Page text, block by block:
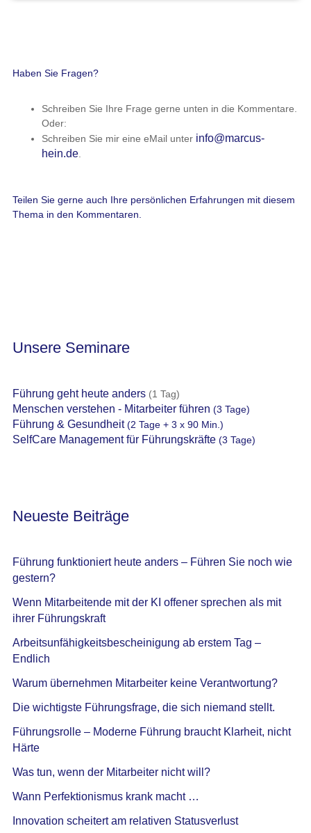
Haben Sie Fragen?
Schreiben Sie Ihre Frage gerne unten in die Kommentare.
Oder:
Schreiben Sie mir eine eMail unter info@marcus-
hein.de.
Teilen Sie gerne auch Ihre persönlichen Erfahrungen mit diesem
Thema in den Kommentaren.
Unsere Seminare
Führung geht heute anders(1 Tag)
Menschen verstehen - Mitarbeiter führen (3 Tage)
Führung & Gesundheit(2 Tage + 3 x 90 Min.)
SelfCare Management für Führungskräfte(3 Tage)
Neueste Beiträge
Führung funktioniert heute anders – Führen Sie noch wie
gestern?
Wenn Mitarbeitende mit der KI offener sprechen als mit
ihrer Führungskraft
Arbeitsunfähigkeitsbescheinigung ab erstem Tag –
Endlich
Warum übernehmen Mitarbeiter keine Verantwortung?
Die wichtigste Führungsfrage, die sich niemand stellt.
Führungsrolle – Moderne Führung braucht Klarheit, nicht
Härte
Was tun, wenn der Mitarbeiter nicht will?
Wann Perfektionismus krank macht …
Innovation scheitert am relativen Statusverlust